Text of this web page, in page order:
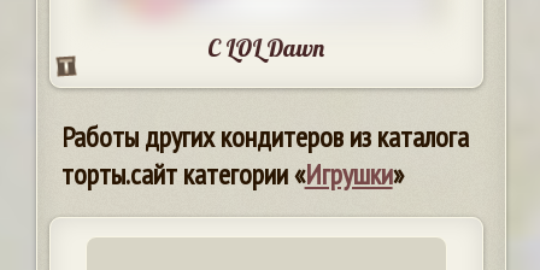
C LOL Dawn
Работы других кондитеров из каталога
торты.сайт категории «Игрушки»